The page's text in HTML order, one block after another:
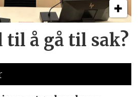
til å gå til sak?